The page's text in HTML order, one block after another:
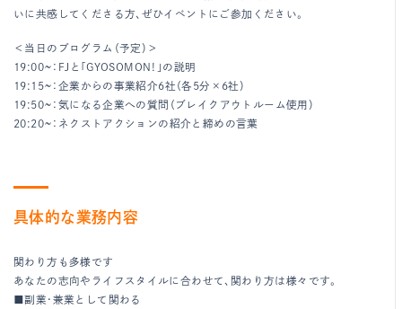
いに共感してくださる方、ぜひイベントにご参加ください。
＜当日のプログラム（予定）＞
19:00~：FJと「GYOSOMON！」の説明
19:15~：企業からの事業紹介6社（各5分×6社）
19:50~：気になる企業への質問（ブレイクアウトルーム使用）
20:20~：ネクストアクションの紹介と締めの言葉
具体的な業務内容
関わり方も多様です
あなたの志向やライフスタイルに合わせて、関わり方は様々です。
■副業・兼業として関わる